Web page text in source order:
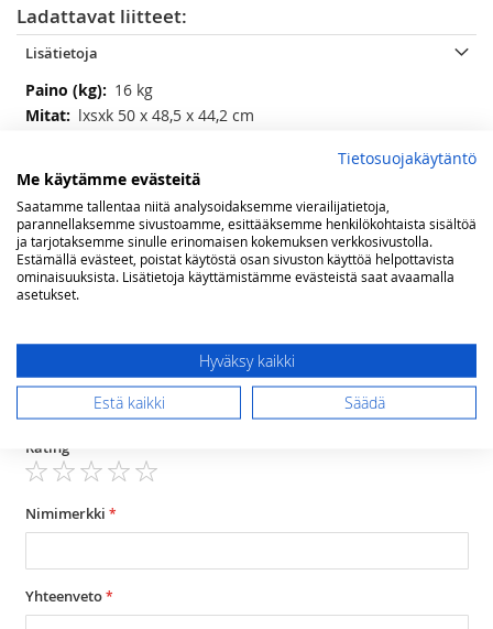
Ladattavat liitteet:
Lisätietoja
Lisätietoja
16 kg
lxsxk 50 x 48,5 x 44,2 cm
Nestekaasu / 230 V / 12V
30°C alle ympäröivän lämpötilan
Arvostelut
Dometic ACX3 40G matkajääkaappi VALMISTUS
LOPETETTU
Arviosi
Rating
star
stars
stars
stars
stars
Nimimerkki
Yhteenveto
Tietosuojakäytäntö
Me käytämme evästeitä
Saatamme tallentaa niitä analysoidaksemme vierailijatietoja,
parannellaksemme sivustoamme, esittääksemme henkilökohtaista sisältöä
ja tarjotaksemme sinulle erinomaisen kokemuksen verkkosivustolla.
Estämällä evästeet, poistat käytöstä osan sivuston käyttöä helpottavista
ominaisuuksista. Lisätietoja käyttämistämme evästeistä saat avaamalla
asetukset.
Hyväksy kaikki
Estä kaikki Säädä